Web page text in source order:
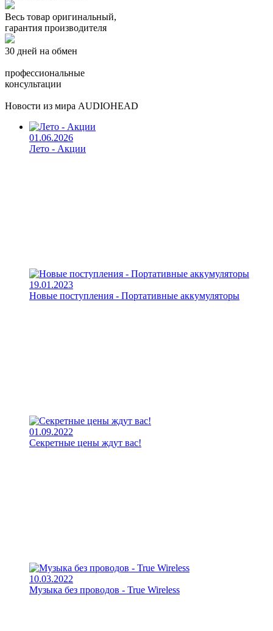
Весь товар оригинальный,
гарантия производителя
30 дней на обмен
профессиональные
консультации
Новости из мира AUDIOHEAD
01.06.2026
Лето - Акции
19.01.2023
Новые поступления - Портативные аккумуляторы
01.09.2022
Секретные цены ждут вас!
10.03.2022
Музыка без проводов - True Wireless